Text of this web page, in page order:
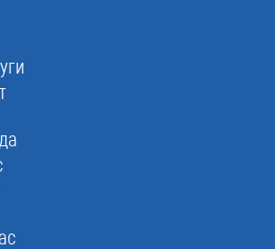
в компании
НРС — законодательное
организаций,
вступать в СРО. Это
указанная в ст. 55.6.